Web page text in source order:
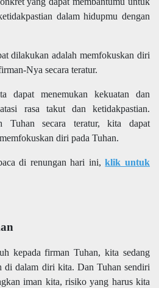
dalam hidupmu dengan
dilakukan adalah memfokuskan diri
Nya secara teratur.
dapat menemukan kekuatan dan
rasa takut dan ketidakpastian.
Tuhan secara teratur, kita dapat
diri pada Tuhan.
di renungan hari ini,klik untuk
kepada firman Tuhan, kita sedang
di dalam diri kita. Dan Tuhan sendiri
iman kita, risiko yang harus kita